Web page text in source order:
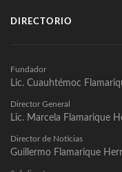
DIRECTORIO
Fundador
Lic. Cuauhtémoc
Director General
Lic. Marcela Flamarique
Director de Noticias
Guillermo Flamarique